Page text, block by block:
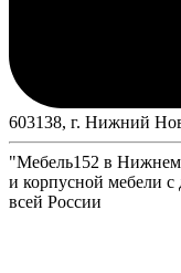
603138, г. Нижний
"Мебель152 в Нижнем
и корпусной мебели
всей России